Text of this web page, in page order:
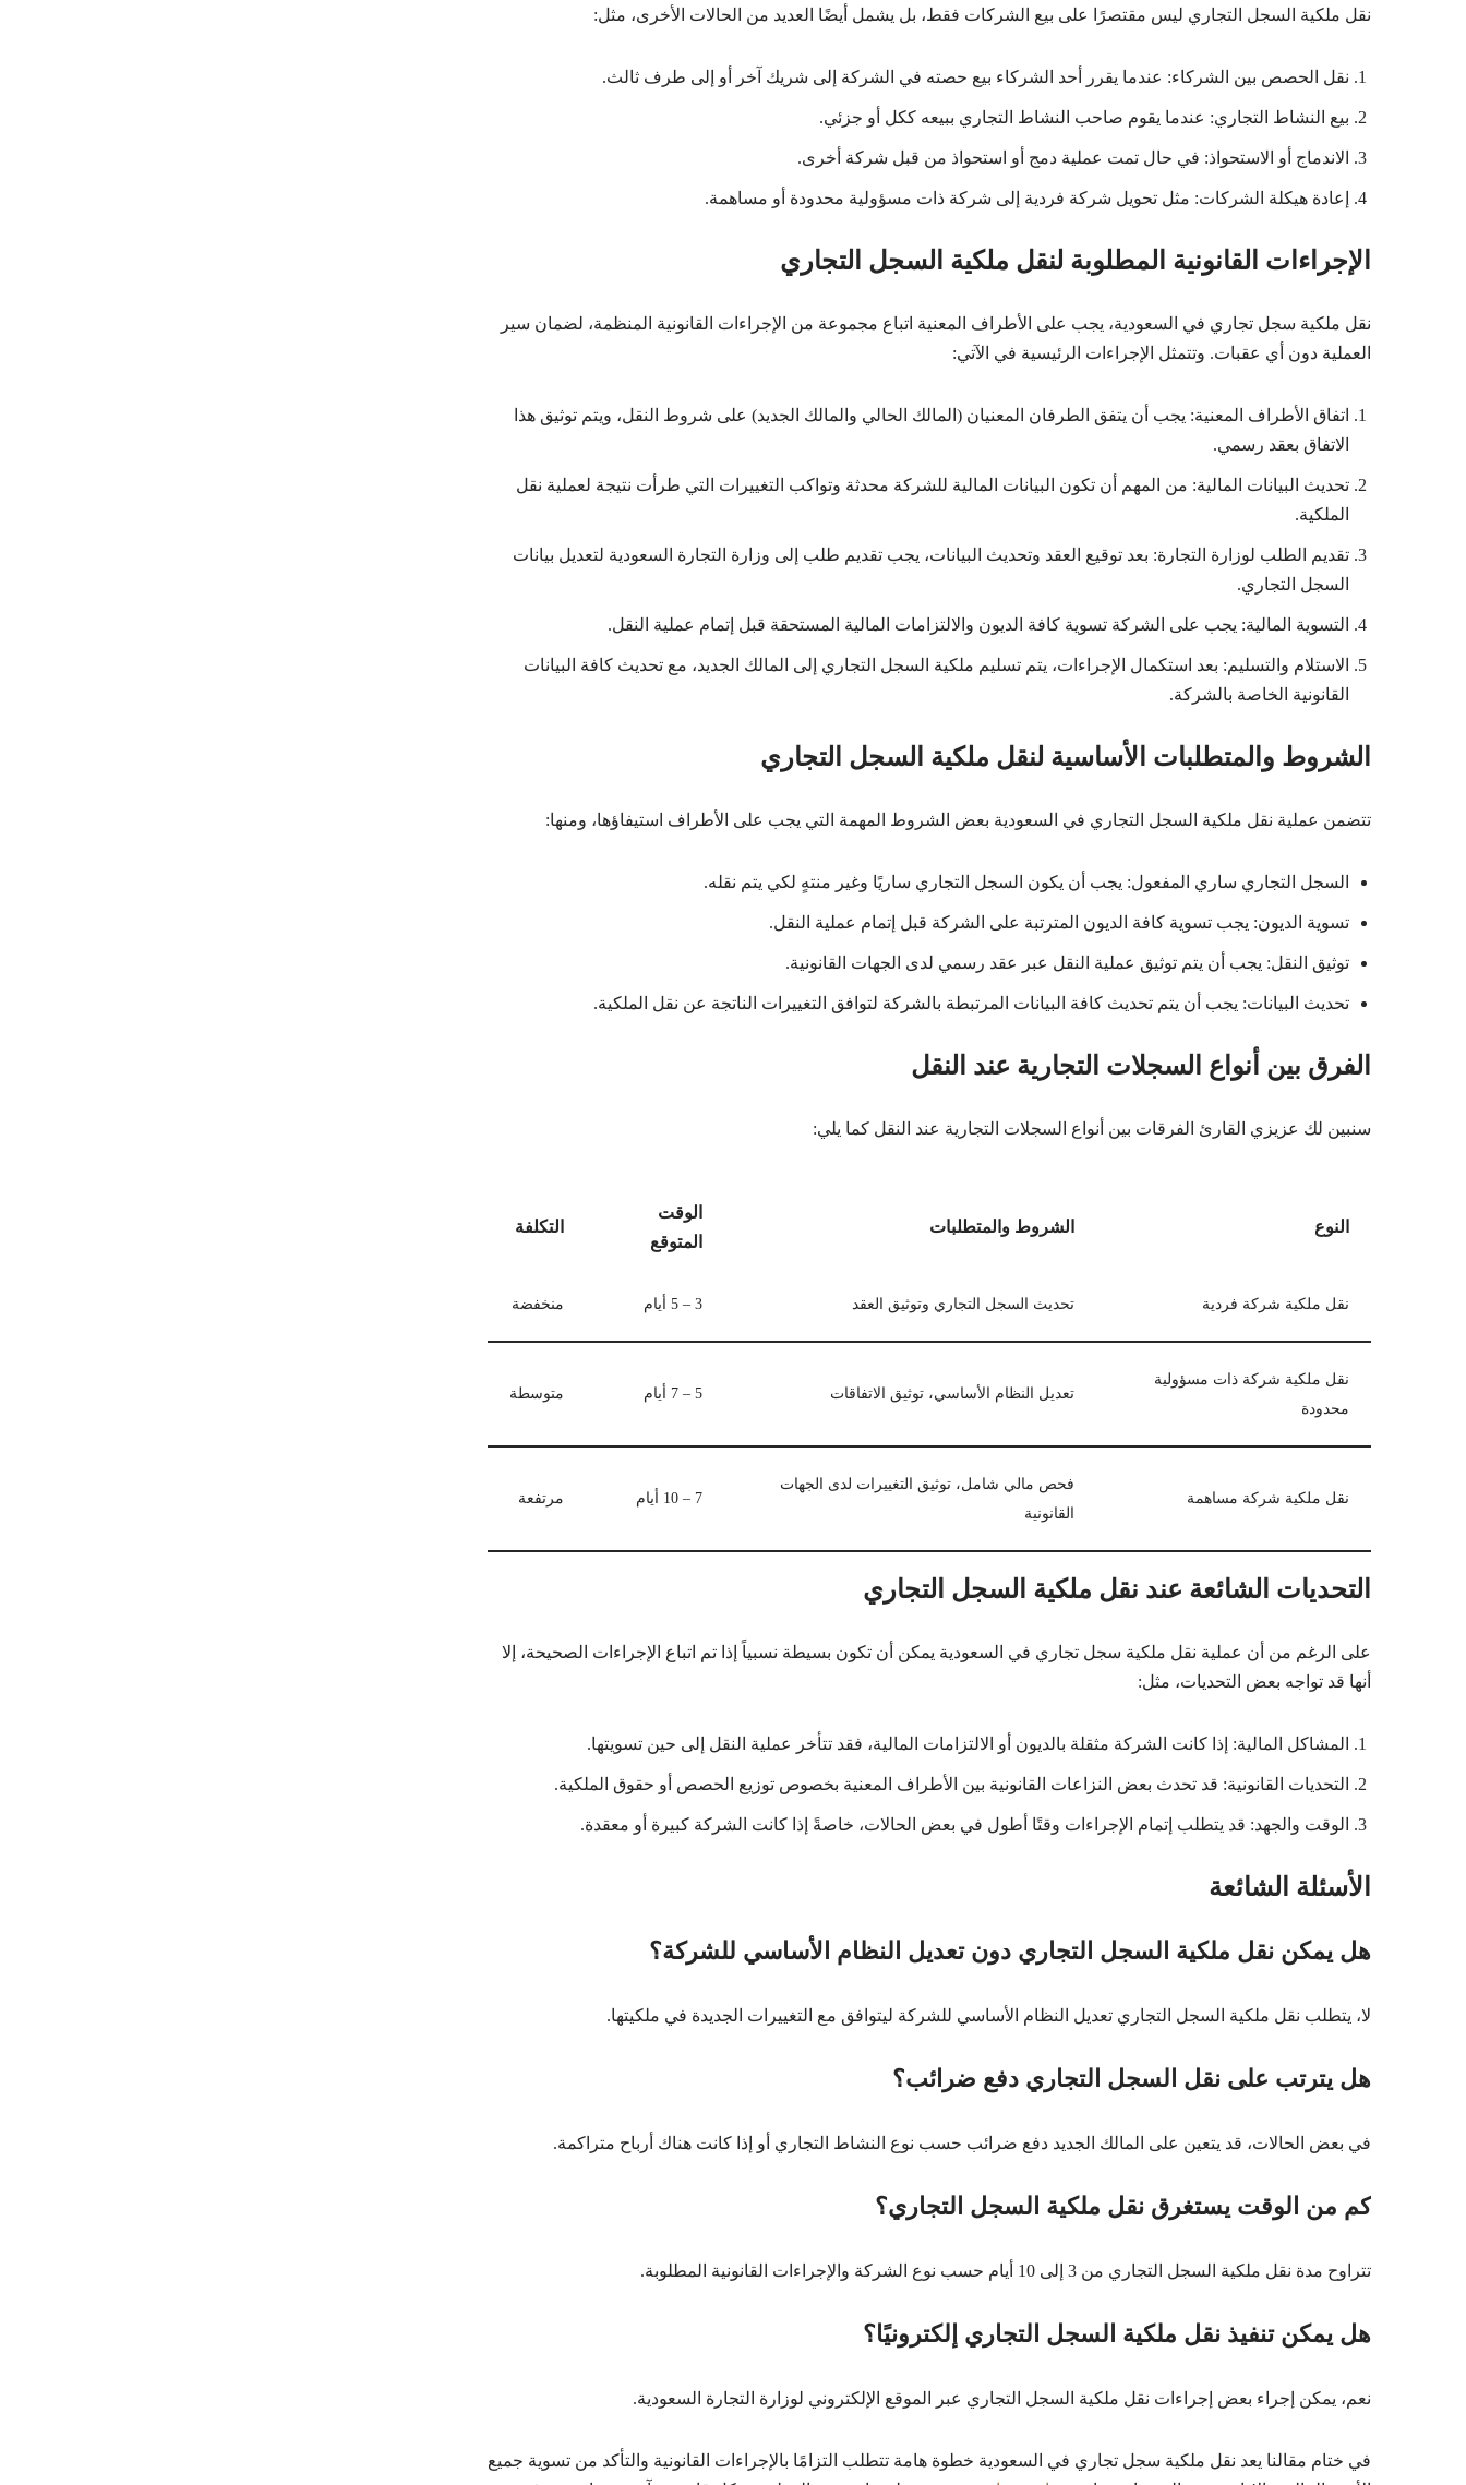
نقل ملكية السجل التجاري ليس مقتصرًا على بيع الشركات فقط، بل يشمل أيضًا العديد من الحالات الأخرى، مثل:
نقل الحصص بين الشركاء: عندما يقرر أحد الشركاء بيع حصته في الشركة إلى شريك آخر أو إلى طرف ثالث.
بيع النشاط التجاري: عندما يقوم صاحب النشاط التجاري ببيعه ككل أو جزئي.
الاندماج أو الاستحواذ: في حال تمت عملية دمج أو استحواذ من قبل شركة أخرى.
إعادة هيكلة الشركات: مثل تحويل شركة فردية إلى شركة ذات مسؤولية محدودة أو مساهمة.
الإجراءات القانونية المطلوبة لنقل ملكية السجل التجاري
نقل ملكية سجل تجاري في السعودية، يجب على الأطراف المعنية اتباع مجموعة من الإجراءات القانونية المنظمة، لضمان سير
العملية دون أي عقبات. وتتمثل الإجراءات الرئيسية في الآتي:
اتفاق الأطراف المعنية: يجب أن يتفق الطرفان المعنيان (المالك الحالي والمالك الجديد) على شروط النقل، ويتم توثيق هذا
الاتفاق بعقد رسمي.
تحديث البيانات المالية: من المهم أن تكون البيانات المالية للشركة محدثة وتواكب التغييرات التي طرأت نتيجة لعملية نقل
الملكية.
تقديم الطلب لوزارة التجارة: بعد توقيع العقد وتحديث البيانات، يجب تقديم طلب إلى وزارة التجارة السعودية لتعديل بيانات
السجل التجاري.
التسوية المالية: يجب على الشركة تسوية كافة الديون والالتزامات المالية المستحقة قبل إتمام عملية النقل.
الاستلام والتسليم: بعد استكمال الإجراءات، يتم تسليم ملكية السجل التجاري إلى المالك الجديد، مع تحديث كافة البيانات
القانونية الخاصة بالشركة.
الشروط والمتطلبات الأساسية لنقل ملكية السجل التجاري
تتضمن عملية نقل ملكية السجل التجاري في السعودية بعض الشروط المهمة التي يجب على الأطراف استيفاؤها، ومنها:
السجل التجاري ساري المفعول: يجب أن يكون السجل التجاري ساريًا وغير منتهٍ لكي يتم نقله.
تسوية الديون: يجب تسوية كافة الديون المترتبة على الشركة قبل إتمام عملية النقل.
توثيق النقل: يجب أن يتم توثيق عملية النقل عبر عقد رسمي لدى الجهات القانونية.
تحديث البيانات: يجب أن يتم تحديث كافة البيانات المرتبطة بالشركة لتوافق التغييرات الناتجة عن نقل الملكية.
الفرق بين أنواع السجلات التجارية عند النقل
سنبين لك عزيزي القارئ الفرقات بين أنواع السجلات التجارية عند النقل كما يلي:
النوع الشروط والمتطلبات
الوقت
المتوقع
التكلفة
نقل ملكية شركة فردية تحديث السجل التجاري وتوثيق العقد 3 – 5 أيام منخفضة
نقل ملكية شركة ذات مسؤولية
محدودة
تعديل النظام الأساسي، توثيق الاتفاقات 5 – 7 أيام متوسطة
نقل ملكية شركة مساهمة
فحص مالي شامل، توثيق التغييرات لدى الجهات
القانونية
7 – 10 أيام مرتفعة
التحديات الشائعة عند نقل ملكية السجل التجاري
على الرغم من أن عملية نقل ملكية سجل تجاري في السعودية يمكن أن تكون بسيطة نسبياً إذا تم اتباع الإجراءات الصحيحة، إلا
أنها قد تواجه بعض التحديات، مثل:
المشاكل المالية: إذا كانت الشركة مثقلة بالديون أو الالتزامات المالية، فقد تتأخر عملية النقل إلى حين تسويتها.
التحديات القانونية: قد تحدث بعض النزاعات القانونية بين الأطراف المعنية بخصوص توزيع الحصص أو حقوق الملكية.
الوقت والجهد: قد يتطلب إتمام الإجراءات وقتًا أطول في بعض الحالات، خاصةً إذا كانت الشركة كبيرة أو معقدة.
الأسئلة الشائعة
هل يمكن نقل ملكية السجل التجاري دون تعديل النظام الأساسي للشركة؟
لا، يتطلب نقل ملكية السجل التجاري تعديل النظام الأساسي للشركة ليتوافق مع التغييرات الجديدة في ملكيتها.
هل يترتب على نقل السجل التجاري دفع ضرائب؟
في بعض الحالات، قد يتعين على المالك الجديد دفع ضرائب حسب نوع النشاط التجاري أو إذا كانت هناك أرباح متراكمة.
كم من الوقت يستغرق نقل ملكية السجل التجاري؟
تتراوح مدة نقل ملكية السجل التجاري من 3 إلى 10 أيام حسب نوع الشركة والإجراءات القانونية المطلوبة.
هل يمكن تنفيذ نقل ملكية السجل التجاري إلكترونيًا؟
نعم، يمكن إجراء بعض إجراءات نقل ملكية السجل التجاري عبر الموقع الإلكتروني لوزارة التجارة السعودية.
في ختام مقالنا يعد نقل ملكية سجل تجاري في السعودية خطوة هامة تتطلب التزامًا بالإجراءات القانونية والتأكد من تسوية جميع